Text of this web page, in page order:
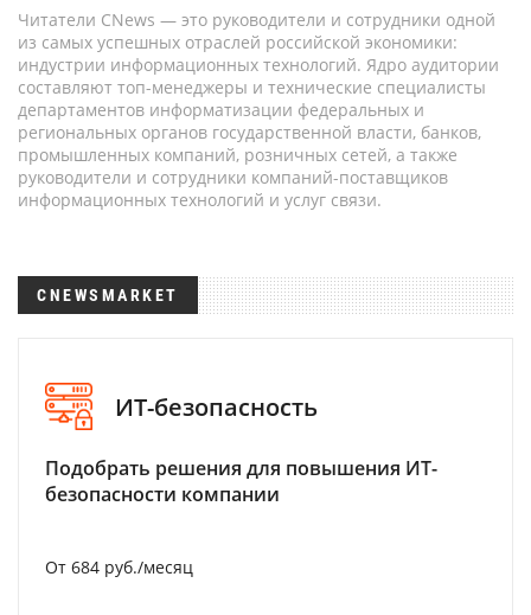
Читатели CNews — это руководители и сотрудники одной
из самых успешных отраслей российской экономики:
индустрии информационных технологий. Ядро аудитории
составляют топ-менеджеры и технические специалисты
департаментов информатизации федеральных и
региональных органов государственной власти, банков,
промышленных компаний, розничных сетей, а также
руководители и сотрудники компаний-поставщиков
информационных технологий и услуг связи.
CNEWSMARKET
ИТ-безопасность
Подобрать решения для повышения ИТ-
безопасности компании
От 684 руб./месяц